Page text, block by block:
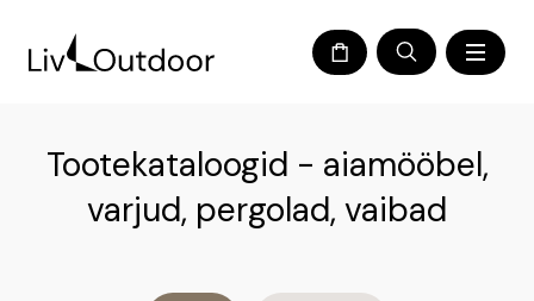
Tootekataloogid - aiamööbel,
varjud, pergolad, vaibad